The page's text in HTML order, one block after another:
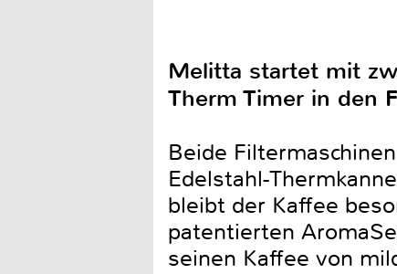
Melitta startet mit
Therm Timer in den
Beide
Edelstahl-
bleibt der Kaffee
patentierten
seinen Kaffee von